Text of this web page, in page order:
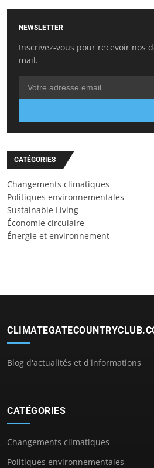
NEWSLETTER
Inscrivez-vous pour recevoir nos
mail.
CATÉGORIES
Changements climatiques
Politiques environnementales
Sustainable Living
Économie circulaire
Énergie et environnement
Blog d'actualités et d'informations
CATÉGORIES
Changements climatiques
Politiques environnementales